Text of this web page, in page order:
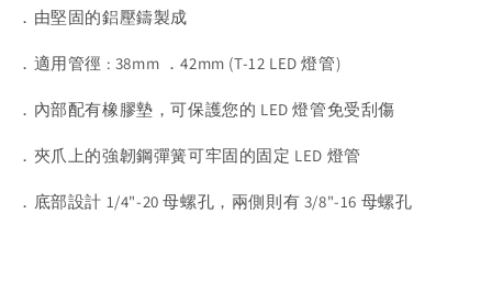
．由堅固的鋁壓鑄製成
．適用管徑 : 38mm ．42mm (T-12 LED 燈管)
．內部配有橡膠墊，可保護您的 LED 燈管免受刮傷
．夾爪上的強韌鋼彈簧可牢固的固定 LED 燈管
．底部設計 1/4"-20 母螺孔，兩側則有 3/8"-16 母螺孔